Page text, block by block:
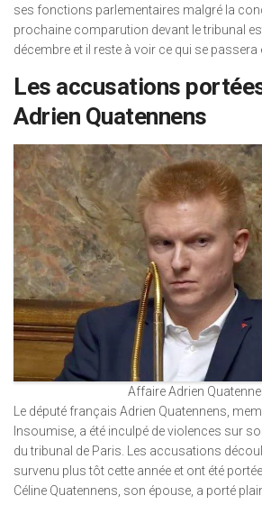
ses fonctions parlementaires malgré la
prochaine comparution devant le tribunal
décembre et il reste à voir ce qui se passera
Les accusations
Adrien Quatennens
Affaire Adrien
Le député français Adrien Quatennens,
Insoumise, a été inculpé de violences sur
du tribunal de Paris. Les accusations
survenu plus tôt cette année et ont été
Céline Quatennens, son épouse, a porté